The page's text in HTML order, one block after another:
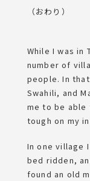
（おわり）
While I was in
number of
people. In
Swahili, and
me to be
tough on my
In one village
bed ridden,
found an old